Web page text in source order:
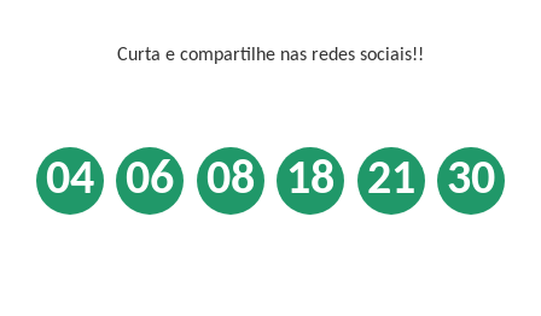
Curta e compartilhe nas redes sociais!!
04 06 08 18 21 30